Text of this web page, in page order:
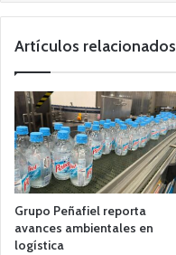
Artículos relacionados
Grupo Peñafiel reporta
avances ambientales en
logística